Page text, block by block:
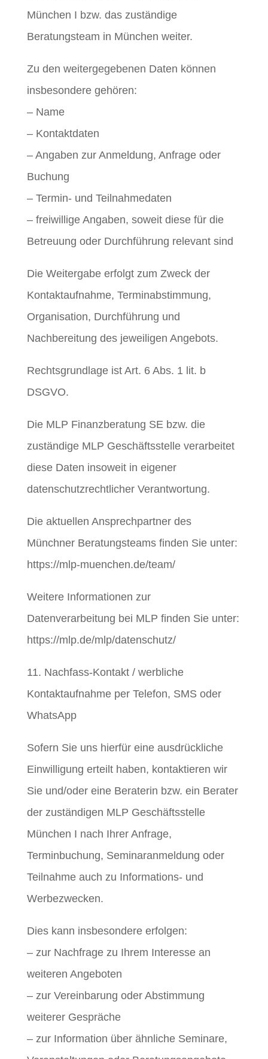
München I bzw. das zuständige
Beratungsteam in München weiter.
Zu den weitergegebenen Daten können
insbesondere gehören:
– Name
– Kontaktdaten
– Angaben zur Anmeldung, Anfrage oder
Buchung
– Termin- und Teilnahmedaten
– freiwillige Angaben, soweit diese für die
Betreuung oder Durchführung relevant sind
Die Weitergabe erfolgt zum Zweck der
Kontaktaufnahme, Terminabstimmung,
Organisation, Durchführung und
Nachbereitung des jeweiligen Angebots.
Rechtsgrundlage ist Art. 6 Abs. 1 lit. b
DSGVO.
Die MLP Finanzberatung SE bzw. die
zuständige MLP Geschäftsstelle verarbeitet
diese Daten insoweit in eigener
datenschutzrechtlicher Verantwortung.
Die aktuellen Ansprechpartner des
Münchner Beratungsteams finden Sie unter:
https://mlp-muenchen.de/team/
Weitere Informationen zur
Datenverarbeitung bei MLP finden Sie unter:
https://mlp.de/mlp/datenschutz/
11. Nachfass-Kontakt / werbliche
Kontaktaufnahme per Telefon, SMS oder
WhatsApp
Sofern Sie uns hierfür eine ausdrückliche
Einwilligung erteilt haben, kontaktieren wir
Sie und/oder eine Beraterin bzw. ein Berater
der zuständigen MLP Geschäftsstelle
München I nach Ihrer Anfrage,
Terminbuchung, Seminaranmeldung oder
Teilnahme auch zu Informations- und
Werbezwecken.
Dies kann insbesondere erfolgen:
– zur Nachfrage zu Ihrem Interesse an
weiteren Angeboten
– zur Vereinbarung oder Abstimmung
weiterer Gespräche
– zur Information über ähnliche Seminare,